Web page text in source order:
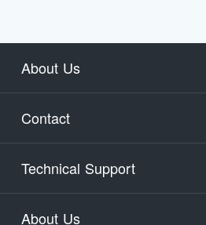
About Us
Contact
Technical Support
About Us